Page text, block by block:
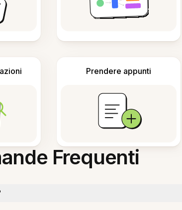
Prendere appunti
Frequenti